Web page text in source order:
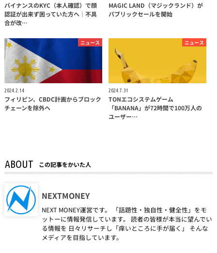
バイナンスのKYC（本人確認）で顔
認証が出来ず困っていた方へ｜不具
合が改…
MAGIC LAND（マジックランド）が
パブリックセールを開始
ニュース
2024.2.14
フィリピン、CBDC計画からブロック
チェーンを除外へ
ニュース
2024.7.31
TONエコシステムゲーム
「BANANA」が72時間で100万人の
ユーザー…
ABOUT この記事をかいた人
NEXTMONEY
NEXT MONEY運営です。 「話題性・独自性・健全性」をモ
ットーに情報発信しています。 読者の皆様が本当に望んでい
る情報を 日々リサーチし「痒いところに手が届く」 そんな
メディアを目指しています。